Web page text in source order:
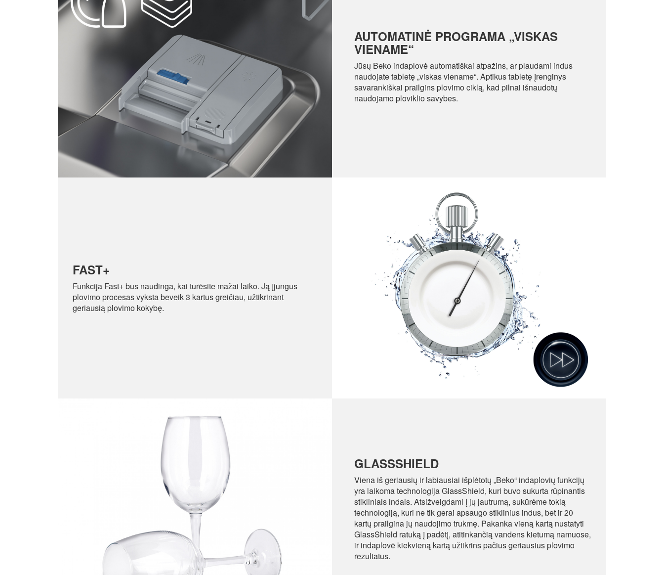
AUTOMATINĖ PROGRAMA „VISKAS
VIENAME“
Jūsų Beko indaplovė automatiškai atpažins, ar plaudami indus
naudojate tabletę „viskas viename“. Aptikus tabletę įrenginys
savarankiškai prailgins plovimo ciklą, kad pilnai išnaudotų
naudojamo ploviklio savybes.
FAST+
Funkcija Fast+ bus naudinga, kai turėsite mažai laiko. Ją įjungus
plovimo procesas vyksta beveik 3 kartus greičiau, užtikrinant
geriausią plovimo kokybę.
GLASSSHIELD
Viena iš geriausių ir labiausiai išplėtotų „Beko“ indaplovių funkcijų
yra laikoma technologija GlassShield, kuri buvo sukurta rūpinantis
stikliniais indais. Atsižvelgdami į jų jautrumą, sukūrėme tokią
technologiją, kuri ne tik gerai apsaugo stiklinius indus, bet ir 20
kartų prailgina jų naudojimo trukmę. Pakanka vieną kartą nustatyti
GlassShield ratuką į padėtį, atitinkančią vandens kietumą namuose,
ir indaplovė kiekvieną kartą užtikrins pačius geriausius plovimo
rezultatus.